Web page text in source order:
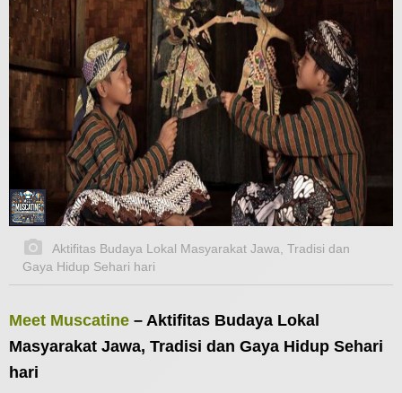
Aktifitas Budaya Lokal Masyarakat Jawa, Tradisi dan
Gaya Hidup Sehari hari
Meet Muscatine – Aktifitas Budaya Lokal
Masyarakat Jawa, Tradisi dan Gaya Hidup Sehari
hari